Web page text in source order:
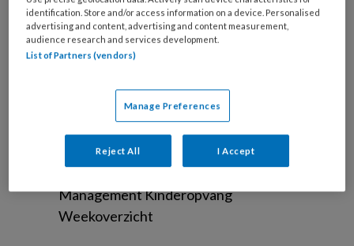
functie *
Bij
welke
Ontvang 2x per week de
KinderopvangTotaal nieuwsbrief
Ontvang iedere zondag het
Management Kinderopvang
Weekoverzicht
identification. Store and/or access information on a device. Personalised
advertising and content, advertising and content measurement,
audience research and services development.
List of Partners (vendors)
Manage Preferences
Reject All I Accept